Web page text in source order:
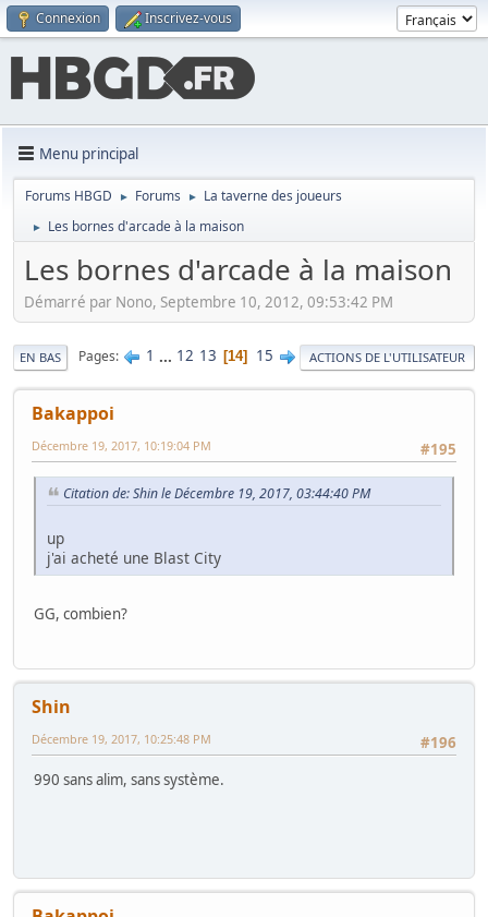
Connexion Inscrivez-vous
Menu principal
Forums HBGD ► Forums ► La taverne des joueurs
► Les bornes d'arcade à la maison
Les bornes d'arcade à la maison
Démarré par Nono, Septembre 10, 2012, 09:53:42 PM
EN BAS Pages 1 ... 12 13 14 15 ACTIONS DE L'UTILISATEUR
Bakappoi
#195
Décembre 19, 2017, 10:19:04 PM
Citation de: Shin le Décembre 19, 2017, 03:44:40 PM
up
j'ai acheté une Blast City
GG, combien?
Shin
#196
Décembre 19, 2017, 10:25:48 PM
990 sans alim, sans système.